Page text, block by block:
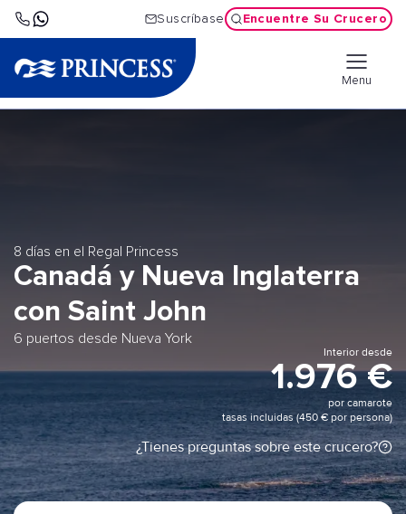
Suscríbase Encuentre Su Crucero
Menu
8 días en el Regal Princess
Canadá y Nueva Inglaterra
con Saint John
6 puertos desde Nueva York
Interior desde
1.976 €
por camarote
tasas incluidas (450 € por persona)
¿Tienes preguntas sobre este crucero?